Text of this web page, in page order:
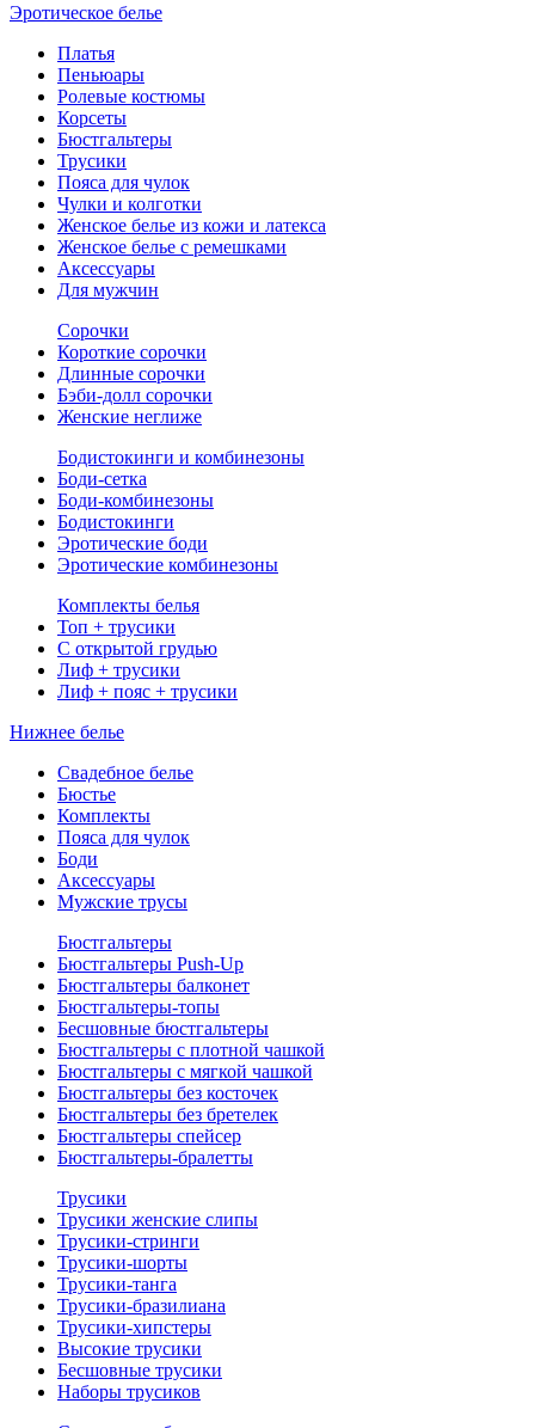
Эротическое белье
Платья
Пеньюары
Ролевые костюмы
Корсеты
Бюстгальтеры
Трусики
Пояса для чулок
Чулки и колготки
Женское белье из кожи и латекса
Женское белье с ремешками
Аксессуары
Для мужчин
Сорочки
Короткие сорочки
Длинные сорочки
Бэби-долл сорочки
Женские неглиже
Бодистокинги и комбинезоны
Боди-сетка
Боди-комбинезоны
Бодистокинги
Эротические боди
Эротические комбинезоны
Комплекты белья
Топ + трусики
С открытой грудью
Лиф + трусики
Лиф + пояс + трусики
Нижнее белье
Свадебное белье
Бюстье
Комплекты
Пояса для чулок
Боди
Аксессуары
Мужские трусы
Бюстгальтеры
Бюстгальтеры Push-Up
Бюстгальтеры балконет
Бюстгальтеры-топы
Бесшовные бюстгальтеры
Бюстгальтеры с плотной чашкой
Бюстгальтеры с мягкой чашкой
Бюстгальтеры без косточек
Бюстгальтеры без бретелек
Бюстгальтеры спейсер
Бюстгальтеры-бралетты
Трусики
Трусики женские слипы
Трусики-стринги
Трусики-шорты
Трусики-танга
Трусики-бразилиана
Трусики-хипстеры
Высокие трусики
Бесшовные трусики
Наборы трусиков